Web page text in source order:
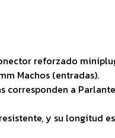
reforzado
Machos (entradas).
corresponden a
y su longitud es